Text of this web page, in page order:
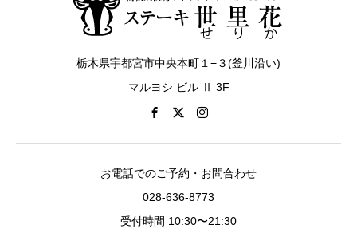
栃木県宇都宮市中央本町１−３(釜川沿い)
マルヨシ ビル Ⅱ 3F
お電話でのご予約・お問合わせ
028-636-8773
受付時間 10:30〜21:30